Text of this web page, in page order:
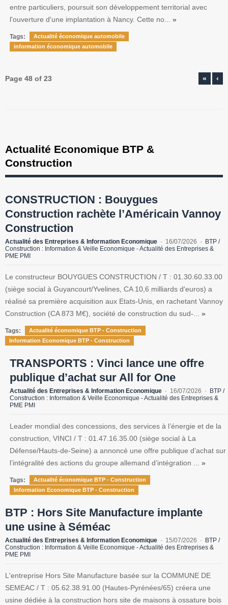
entre particuliers, poursuit son développement territorial avec
l'ouverture d'une implantation à Nancy. Cette no... »
Tags:
Actualité économique automobile
information économique automobile
Page 48 of 23 « ‹
Actualité Economique BTP &
Construction
CONSTRUCTION : Bouygues
Construction rachète l’Américain Vannoy
Construction
Actualité des Entreprises & Information Economique 16/07/2026
BTP /
Construction : Information & Veille Economique - Actualité des Entreprises &
PME PMI
Le constructeur BOUYGUES CONSTRUCTION / T : 01.30.60.33.00
(siège social à Guyancourt/Yvelines, CA 10,6 milliards d'euros) a
réalisé sa première acquisition aux Etats-Unis, en rachetant Vannoy
Construction (CA 873 M€), société de construction du sud-... »
Tags:
Actualité économique BTP - Construction
Information Economique BTP - Construction
TRANSPORTS : Vinci lance une offre
publique d’achat sur All for One
Actualité des Entreprises & Information Economique 16/07/2026
BTP /
Construction : Information & Veille Economique - Actualité des Entreprises &
PME PMI
Leader mondial des concessions, des services à l’énergie et de la
construction, VINCI / T : 01.47.16.35.00 (siège social à La
Défense/Hauts-de-Seine) a annoncé une offre publique d’achat sur
l’intégralité des actions du groupe allemand d’intégration ... »
Tags:
Actualité économique BTP - Construction
Information Economique BTP - Construction
BTP : Hors Site Manufacture implante
une usine à Séméac
Actualité des Entreprises & Information Economique 15/07/2026
BTP /
Construction : Information & Veille Economique - Actualité des Entreprises &
PME PMI
L'entreprise Hors Site Manufacture basée sur la COMMUNE DE
SEMEAC / T : 05.62.38.91.00 (Hautes-Pyrénées/65) créera une
usine dédiée à la construction hors site de maisons à ossature bois